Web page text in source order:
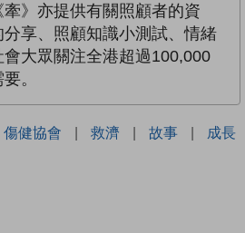
》亦提供有關照顧者的資
享、照顧知識小測試、情緒
大眾關注全港超過100,000
。
傷健協會 | 救濟 | 故事 |
成長